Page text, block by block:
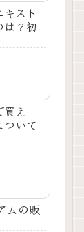
スト
は？初
買え
ついて
ムの販